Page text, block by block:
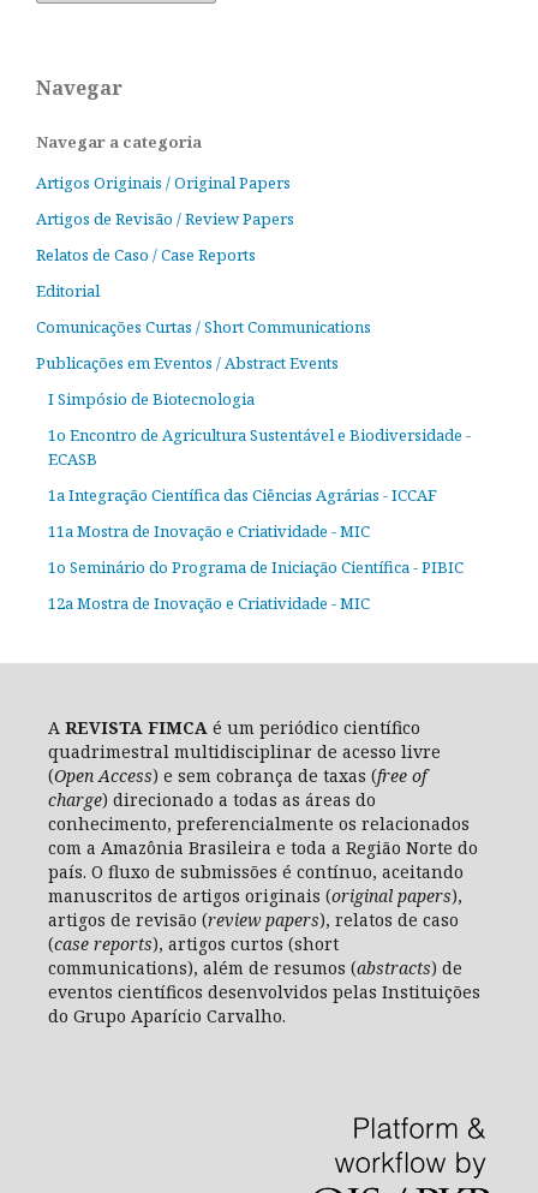
Navegar
Navegar a categoria
Artigos Originais / Original Papers
Artigos de Revisão / Review Papers
Relatos de Caso / Case Reports
Editorial
Comunicações Curtas / Short Communications
Publicações em Eventos / Abstract Events
I Simpósio de Biotecnologia
1o Encontro de Agricultura Sustentável e Biodiversidade -
ECASB
1a Integração Científica das Ciências Agrárias - ICCAF
11a Mostra de Inovação e Criatividade - MIC
1o Seminário do Programa de Iniciação Científica - PIBIC
12a Mostra de Inovação e Criatividade - MIC
A REVISTA FIMCA é um periódico científico
quadrimestral multidisciplinar de acesso livre
(Open Access) e sem cobrança de taxas (free of
charge) direcionado a todas as áreas do
conhecimento, preferencialmente os relacionados
com a Amazônia Brasileira e toda a Região Norte do
país. O fluxo de submissões é contínuo, aceitando
manuscritos de artigos originais (original papers),
artigos de revisão (review papers), relatos de caso
(case reports), artigos curtos (short
communications), além de resumos (abstracts) de
eventos científicos desenvolvidos pelas Instituições
do Grupo Aparício Carvalho.